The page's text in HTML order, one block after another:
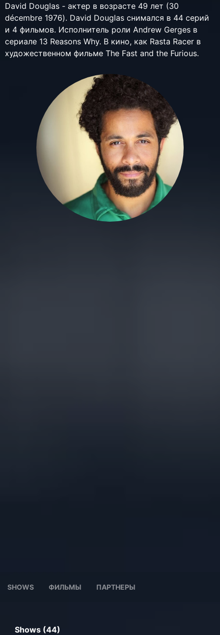
David Douglas - актер в возрасте 49 лет (30
décembre 1976). David Douglas снимался в 44 серий
и 4 фильмов. Исполнитель роли Andrew Gerges в
сериале 13 Reasons Why. В кино, как Rasta Racer в
художественном фильме The Fast and the Furious.
SHOWS ФИЛЬМЫ ПАРТНЕРЫ
Shows (44)